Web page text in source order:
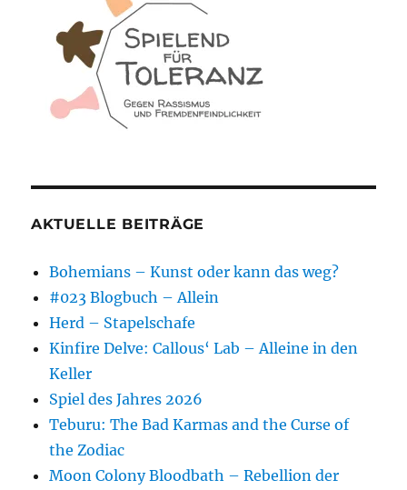
AKTUELLE BEITRÄGE
Bohemians – Kunst oder kann das weg?
#023 Blogbuch – Allein
Herd – Stapelschafe
Kinfire Delve: Callous‘ Lab – Alleine in den
Keller
Spiel des Jahres 2026
Teburu: The Bad Karmas and the Curse of
the Zodiac
Moon Colony Bloodbath – Rebellion der